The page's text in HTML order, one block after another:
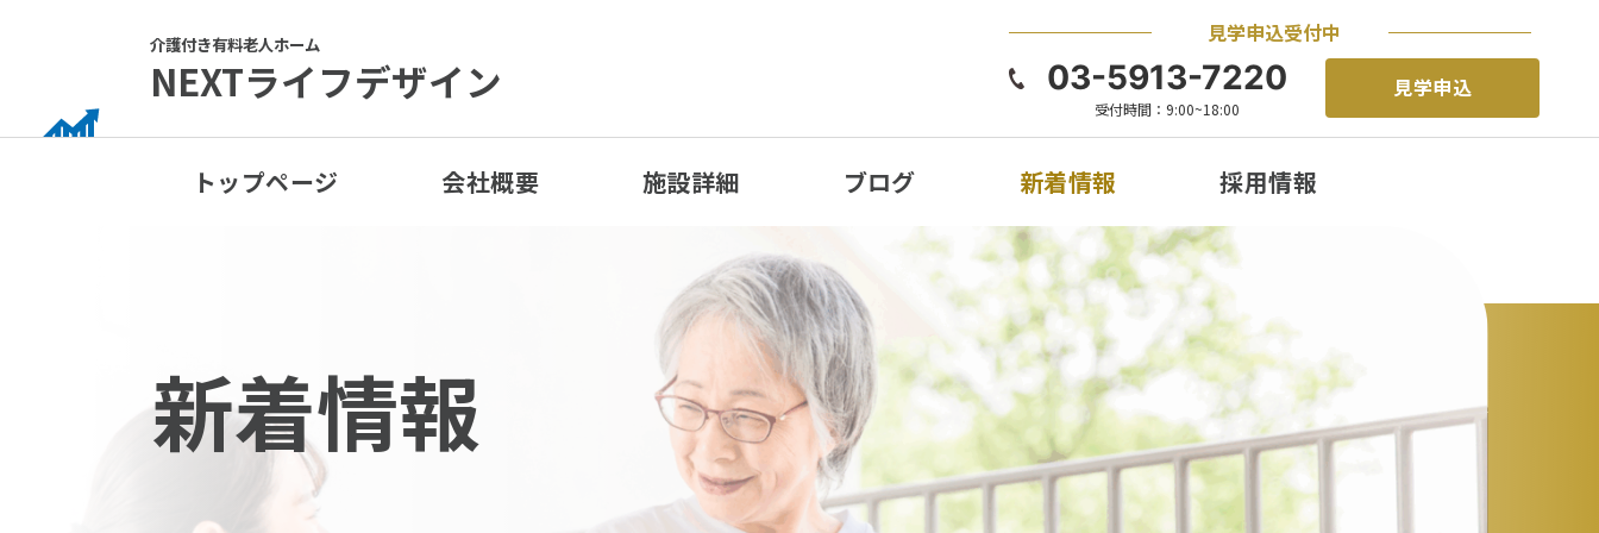
介護付き有料老人ホーム
NEXTライフデザイン
見学申込受付中
03-5913-7220
受付時間：9:00~18:00
見学申込
トップページ 会社概要 施設詳細 ブログ 新着情報 採用情報
新着情報